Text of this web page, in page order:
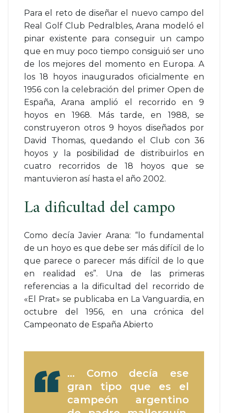
Para el reto de diseñar el nuevo campo del
Real Golf Club Pedralbles, Arana modeló el
pinar existente para conseguir un campo
que en muy poco tiempo consiguió ser uno
de los mejores del momento en Europa. A
los 18 hoyos inaugurados oficialmente en
1956 con la celebración del primer Open de
España, Arana amplió el recorrido en 9
hoyos en 1968. Más tarde, en 1988, se
construyeron otros 9 hoyos diseñados por
David Thomas, quedando el Club con 36
hoyos y la posibilidad de distribuirlos en
cuatro recorridos de 18 hoyos que se
mantuvieron así hasta el año 2002.
La dificultad del campo
Como decía Javier Arana: “lo fundamental
de un hoyo es que debe ser más difícil de lo
que parece o parecer más difícil de lo que
en realidad es”. Una de las primeras
referencias a la dificultad del recorrido de
«El Prat» se publicaba en La Vanguardia, en
octubre del 1956, en una crónica del
Campeonato de España Abierto
… Como decía ese
gran tipo que es el
campeón argentino